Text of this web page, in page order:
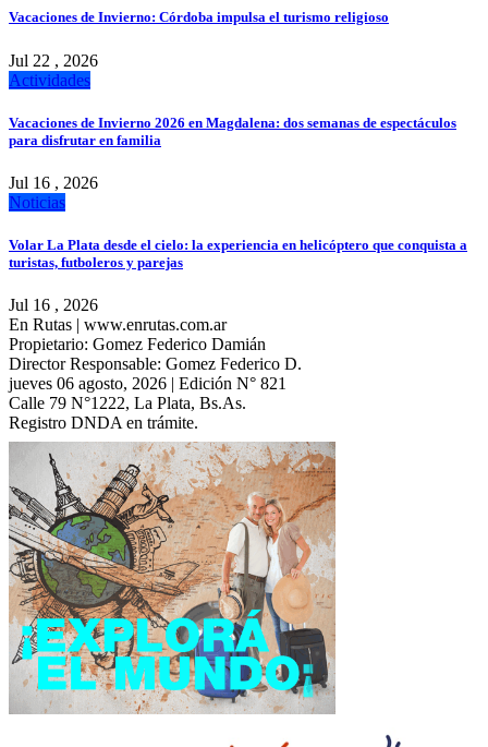
Vacaciones de Invierno: Córdoba impulsa el turismo religioso
Jul 22 , 2026
Actividades
Vacaciones de Invierno 2026 en Magdalena: dos semanas de espectáculos
para disfrutar en familia
Jul 16 , 2026
Noticias
Volar La Plata desde el cielo: la experiencia en helicóptero que conquista a
turistas, futboleros y parejas
Jul 16 , 2026
En Rutas | www.enrutas.com.ar
Propietario: Gomez Federico Damián
Director Responsable: Gomez Federico D.
jueves 06 agosto, 2026 | Edición N° 821
Calle 79 N°1222, La Plata, Bs.As.
Registro DNDA en trámite.